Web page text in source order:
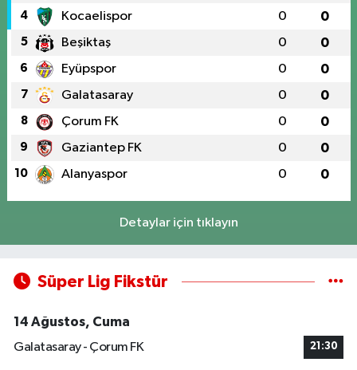
4 Kocaelispor 0 0
5 Beşiktaş 0 0
6 Eyüpspor 0 0
7 Galatasaray 0 0
8 Çorum FK 0 0
9 Gaziantep FK 0 0
10 Alanyaspor 0 0
Detaylar için tıklayın
Süper Lig Fikstür
14 Ağustos, Cuma
Galatasaray - Çorum FK
21:30